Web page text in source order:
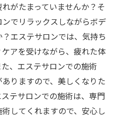
がたまっていませんか？そ
でリラックスしながらボデ
エステサロンでは、気持ち
アを受けながら、疲れた体
、エステサロンでの施術
りますので、美しくなりた
テサロンでの施術は、専門
してくれますので、安心し